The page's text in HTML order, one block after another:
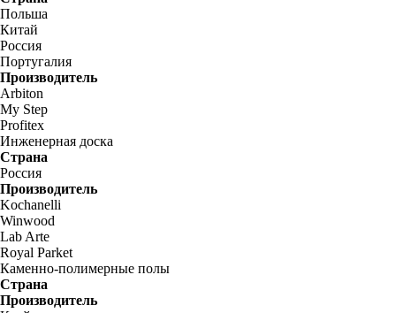
Польша
Китай
Россия
Португалия
Производитель
Arbiton
My Step
Profitex
Инженерная доска
Страна
Россия
Производитель
Kochanelli
Winwood
Lab Arte
Royal Parket
Каменно-полимерные полы
Страна
Производитель